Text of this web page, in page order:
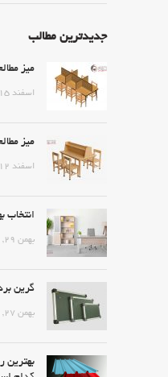
جدیدترین مطالب
میز
اسفند ۱۵, ۱۳۹۹
میز
اسفند ۱۲, ۱۳۹۹
انتخاب
بهمن ۲۹, ۱۳۹۹
گرین
بهمن ۲۷, ۱۳۹۹
بهترین